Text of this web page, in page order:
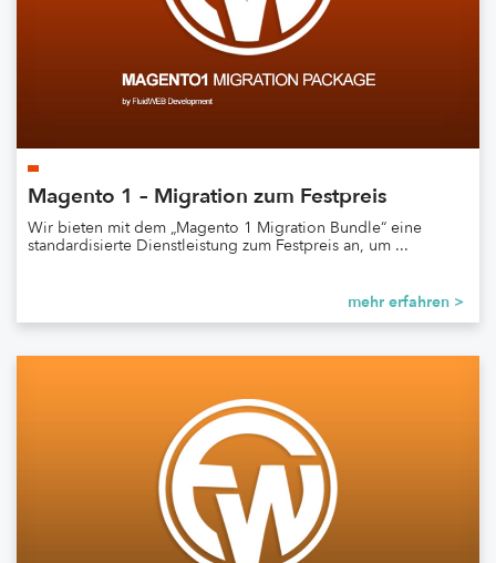
Magento 1 – Migration zum Festpreis
Wir bieten mit dem „Magento 1 Migration Bundle“ eine
standardisierte Dienstleistung zum Festpreis an, um ...
mehr erfahren >